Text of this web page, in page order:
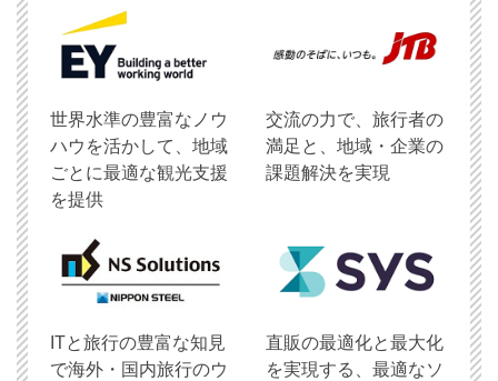
世界水準の豊富なノウ
ハウを活かして、地域
ごとに最適な観光支援
を提供
交流の力で、旅行者の
満足と、地域・企業の
課題解決を実現
ITと旅行の豊富な知見
で海外・国内旅行のウ
直販の最適化と最大化
を実現する、最適なソ